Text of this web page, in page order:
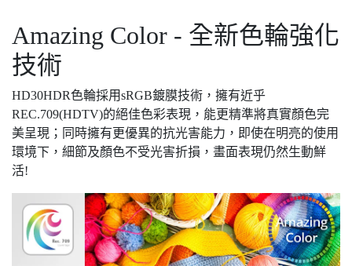
Amazing Color - 全新色輪強化
技術
HD30HDR色輪採用sRGB鍍膜技術，擁有近乎
REC.709(HDTV)的絕佳色彩表現，能更精準將真實顏色完
美呈現；同時擁有更優異的抗光害能力，即使在明亮的使用
環境下，細節及顏色不受光害折損，畫面表現仍然生動鮮
活!